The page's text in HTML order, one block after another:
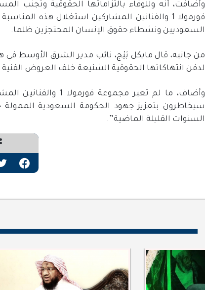
وأضافت، أنه وللوفاء بالتزاماتها الحقوقية
فورمولا 1 والفنانين المشاركين استغلال هذه
السعوديين ونشطاء حقوق الإنسان المحتجزين ظلما.
من جانبه، قال مايكل بَيْج، نائب مدير الشرق الأوسط
لدفن انتهاكاتها الحقوقية الشنيعة خلف العروض الفنية
وأضاف، ما لم تعبر
سيخاطرون بتعزيز جهود الحكومة السعودية الممولة
السنوات القليلة الماضية”.
فيسبوك